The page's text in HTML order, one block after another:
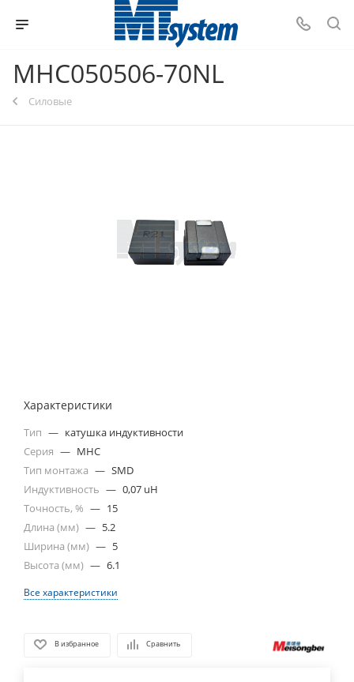
MHC050506-70NL
Силовые
Характеристики
Тип — катушка индуктивности
Серия — MHC
Тип монтажа — SMD
Индуктивность — 0,07 uH
Точность, % — 15
Длина (мм) — 5.2
Ширина (мм) — 5
Высота (мм) — 6.1
Все характеристики
В избранное Сравнить